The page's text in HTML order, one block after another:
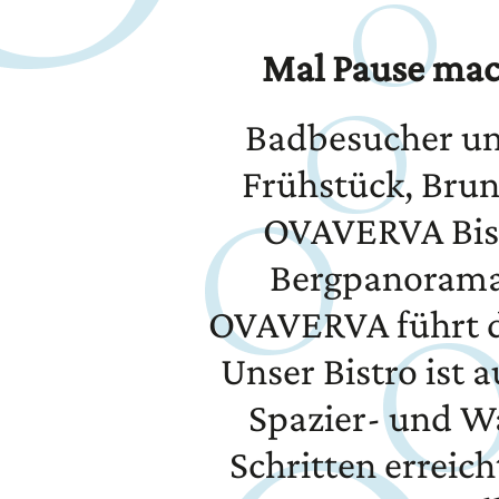
Mal Pause
Badbesucher
Frühstück,
OVAVERVA
OVAVERVA
Unser Bistro ist
Spazier- und
Schritten